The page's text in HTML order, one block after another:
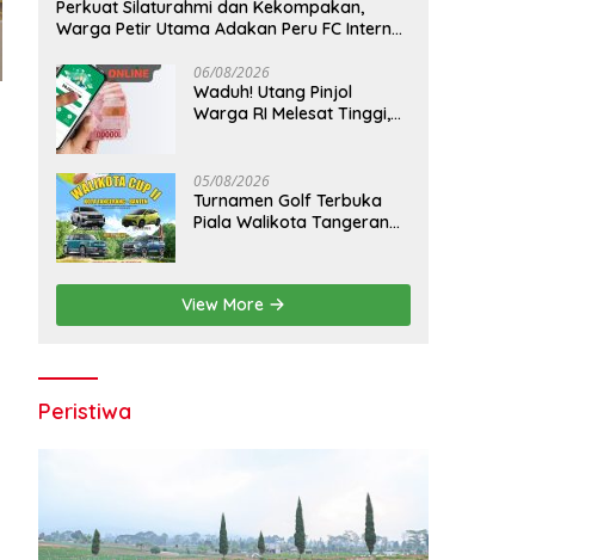
Perkuat Silaturahmi dan Kekompakan,
Warga Petir Utama Adakan Peru FC Internal
06/08/2026
Waduh! Utang Pinjol
Warga RI Melesat Tinggi,
05/08/2026
Turnamen Golf Terbuka
Piala Walikota Tangerang
View More
Peristiwa